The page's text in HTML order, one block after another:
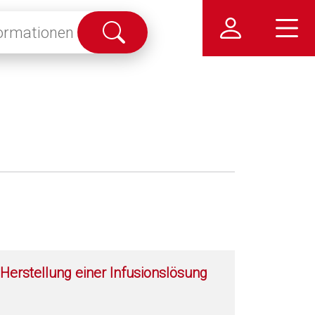
Suche
abschicken
einer Infusionslösung